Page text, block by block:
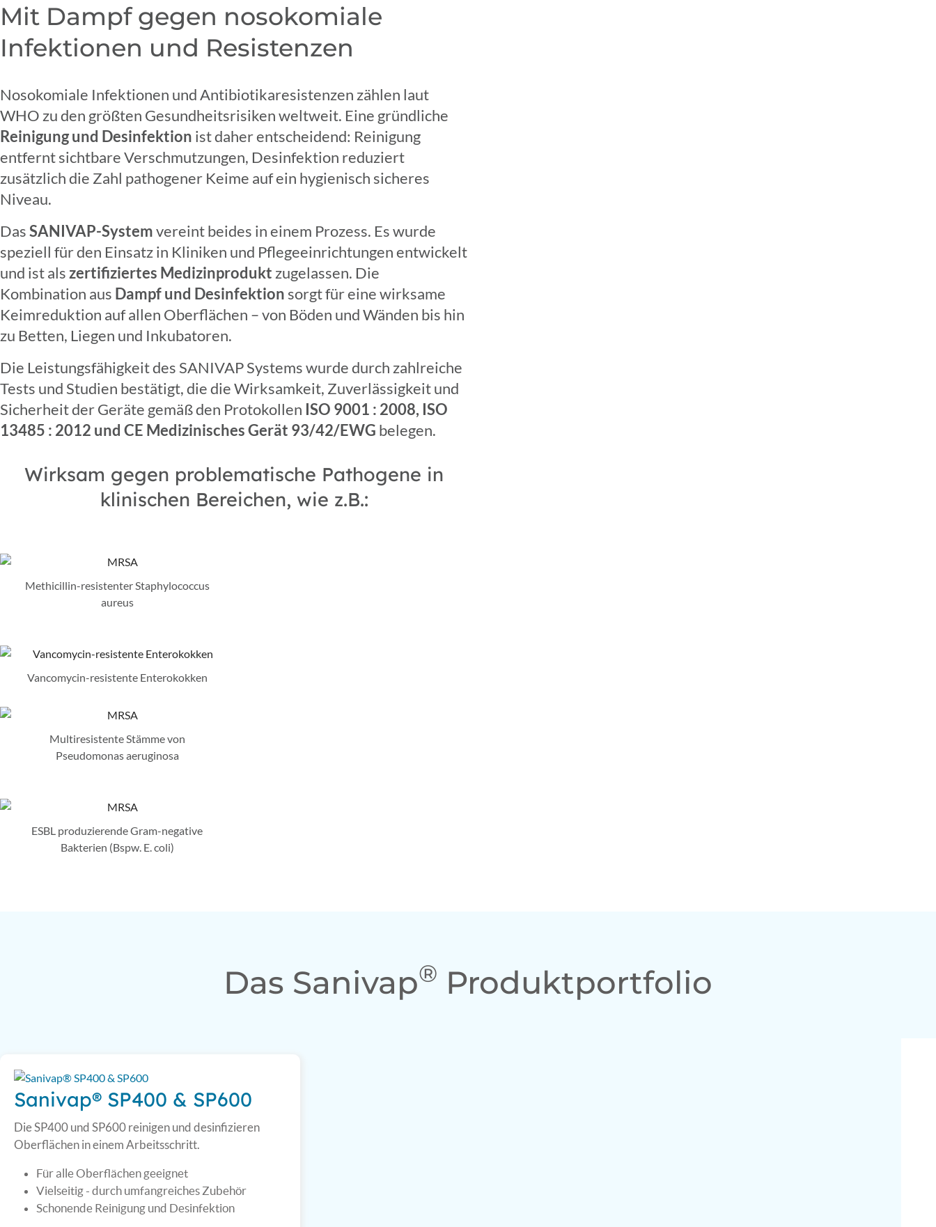
Mit Dampf gegen nosokomiale
Infektionen und Resistenzen
Nosokomiale Infektionen und Antibiotikaresistenzen zählen laut
WHO zu den größten Gesundheitsrisiken weltweit. Eine gründliche
Reinigung und Desinfektion ist daher entscheidend: Reinigung
entfernt sichtbare Verschmutzungen, Desinfektion reduziert
zusätzlich die Zahl pathogener Keime auf ein hygienisch sicheres
Niveau.
DasSANIVAP-Systemvereint beides in einem Prozess. Es wurde
speziell für den Einsatz in Kliniken und Pflegeeinrichtungen entwickelt
und ist alszertifiziertes Medizinprodukt zugelassen. Die
Kombination aus Dampf und Desinfektion sorgt für eine wirksame
Keimreduktion auf allen Oberflächen – von Böden und Wänden bis hin
zu Betten, Liegen und Inkubatoren.
Die Leistungsfähigkeit des SANIVAP Systems wurde durch zahlreiche
Tests und Studien bestätigt, die die Wirksamkeit, Zuverlässigkeit und
Sicherheit der Geräte gemäß den Protokollen ISO 9001 : 2008, ISO
13485 : 2012 und CE Medizinisches Gerät 93/42/EWG belegen.
Wirksam gegen problematische Pathogene in
klinischen Bereichen, wie z.B.:
Methicillin-resistenter Staphylococcus
aureus
Vancomycin-resistente Enterokokken
Multiresistente Stämme von
Pseudomonas aeruginosa
ESBL produzierende Gram-negative
Bakterien (Bspw. E. coli)
Das Sanivap® Produktportfolio
Sanivap® SP400 & SP600
Die SP400 und SP600 reinigen und desinfizieren
Oberflächen in einem Arbeitsschritt.
Für alle Oberflächen geeignet
Vielseitig - durch umfangreiches Zubehör
Schonende Reinigung und Desinfektion